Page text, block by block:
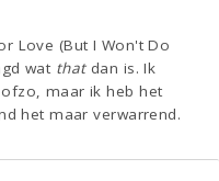
Love (But I Won't Do
wat thatdan is. Ik
maar ik heb het
het maar verwarrend.